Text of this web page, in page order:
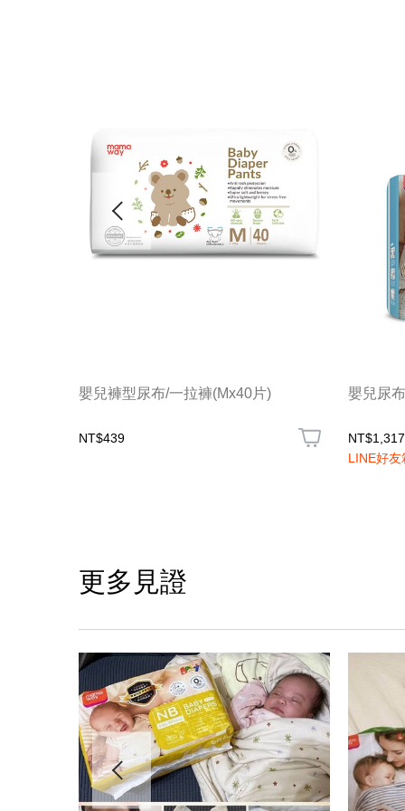
嬰兒褲型尿布/一拉褲(Mx40片)
NT$439
嬰兒尿
NT$1,317
LINE好友
更多見證